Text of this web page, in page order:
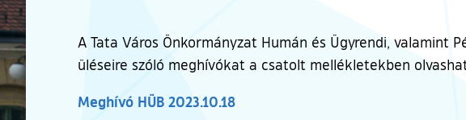
A Tata Város Önkormányzat Humán és Ügyrendi, valamint
üléseire szóló meghívókat a csatolt mellékletekben
Meghívó HÜB 2023.10.18